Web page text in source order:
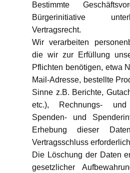
Bestimmte
Bürgerinitiative
Vertragsrecht.
Wir verarbeiten
die wir zur Erfüllung
Pflichten benötigen, etwa
Mail-Adresse, bestellte
Sinne z.B. Berichte,
etc.), Rechnungs- und
Spenden- und
Erhebung dieser
Vertragsschluss
Die Löschung der Daten
gesetzlicher